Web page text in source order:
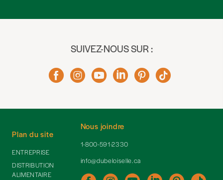
SUIVEZ-NOUS SUR :
Nous joindre
1-800-591-2330
info@dubeloiselle.ca
Plan du site
ENTREPRISE
DISTRIBUTION
ALIMENTAIRE